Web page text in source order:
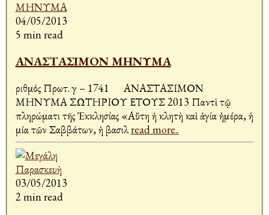
04/05/2013
5 min read
ΑΝΑΣΤΑΣΙΜΟΝ ΜΗΝΥΜΑ
Ἀριθμός Πρωτ. γ – 1741 ΑΝΑΣΤΑΣΙΜΟΝ
ΜΗΝΥΜΑ ΣΩΤΗΡΙΟΥ ΕΤΟΥΣ 2013 Παντὶ τῷ
πληρώματι τῆς Ἐκκλησίας «Αὕτη ἡ κλητὴ καὶ ἁγία ἡμέρα, ἡ
μία τῶν Σαββάτων, ἡ βασιλread more..
03/05/2013
2 min read